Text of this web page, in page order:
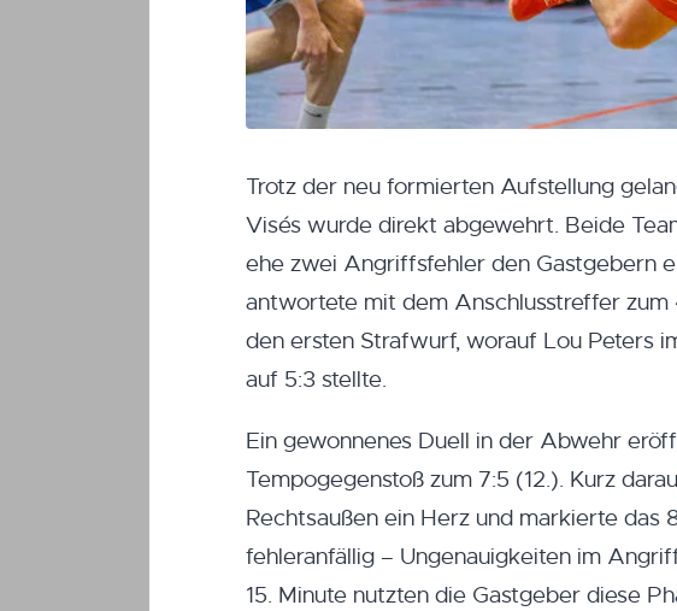
Trotz der neu formierten Aufstellung
Visés wurde direkt abgewehrt. Beide
ehe zwei Angriffsfehler den Gastgebern
antwortete mit dem Anschlusstreffer
den ersten Strafwurf, worauf Lou Peters
auf 5:3 stellte.
Ein gewonnenes Duell in der Abwehr
Tempogegenstoß zum 7:5 (12.). Kurz
Rechtsaußen ein Herz und markierte
fehleranfällig – Ungenauigkeiten im
15. Minute nutzten die Gastgeber diese